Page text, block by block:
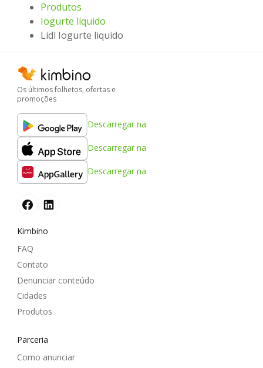
Produtos
Iogurte liquido
Lidl Iogurte liquido
Os últimos folhetos, ofertas e
promoções
Descarregar na
Descarregar na
Descarregar na
Kimbino
FAQ
Contato
Denunciar conteúdo
Cidades
Produtos
Parceria
Como anunciar